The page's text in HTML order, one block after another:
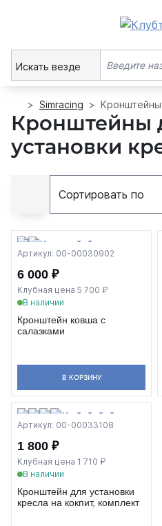
Искать везде
Simracing Кронштейны
Кронштейны
установки
Артикул: 00-00030902
6 000 ₽
Клубная цена 5 700 ₽
В наличии
Кронштейн ковша с
салазками
В КОРЗИНУ
Артикул: 00-00033108
1 800 ₽
Клубная цена 1 710 ₽
В наличии
Кронштейн для установки
кресла на кокпит, комплект